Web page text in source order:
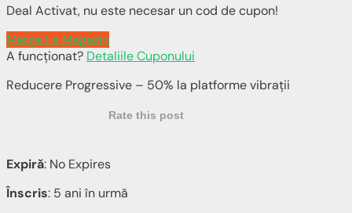
Deal Activat, nu este necesar un cod de cupon!
Merge La Magazin
A funcționat? Detaliile Cuponului
Reducere Progressive – 50% la platforme vibrații
Rate this post
Expiră: No Expires
Înscris: 5 ani în urmă